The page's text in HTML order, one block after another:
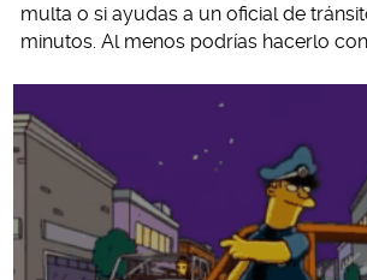
multa o si ayudas a un oficial de
minutos. Al menos podrías hacerlo